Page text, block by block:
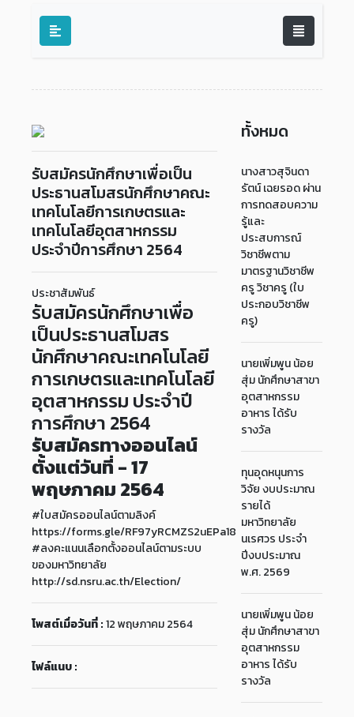
รับสมัครนักศึกษาเพื่อเป็น
ประธานสโมสรนักศึกษาคณะ
เทคโนโลยีการเกษตรและ
เทคโนโลยีอุตสาหกรรม
ประจำปีการศึกษา 2564
ประชาสัมพันธ์
รับสมัครนักศึกษาเพื่อ
เป็นประธานสโมสร
นักศึกษาคณะเทคโนโลยี
การเกษตรและเทคโนโลยี
อุตสาหกรรม ประจำปี
การศึกษา 2564
รับสมัครทางออนไลน์
ตั้งแต่วันที่ - 17
พฤษภาคม 2564
#ใบสมัครออนไลน์ตามลิงค์
https://forms.gle/RF97yRCMZS2uEPa18
#ลงคะแนนเลือกตั้งออนไลน์ตามระบบ
ของมหาวิทยาลัย
http://sd.nsru.ac.th/Election/
โพสต์เมื่อวันที่ :12 พฤษภาคม 2564
ไฟล์แนบ :
ทั้งหมด
นางสาวสุจินดา
รัตน์ เฉยรอด ผ่าน
การทดสอบความ
รู้และ
ประสบการณ์
วิชาชีพตาม
มาตรฐานวิชาชีพ
ครู วิชาครู (ใบ
ประกอบวิชาชีพ
ครู)
นายเพิ่มพูน น้อย
สุ่ม นักศึกษาสาขา
อุตสาหกรรม
อาหาร ได้รับ
รางวัล
ทุนอุดหนุนการ
วิจัย งบประมาณ
รายได้
มหาวิทยาลัย
นเรศวร ประจำ
ปีงบประมาณ
พ.ศ. 2569
นายเพิ่มพูน น้อย
สุ่ม นักศึกษาสาขา
อุตสาหกรรม
อาหาร ได้รับ
รางวัล